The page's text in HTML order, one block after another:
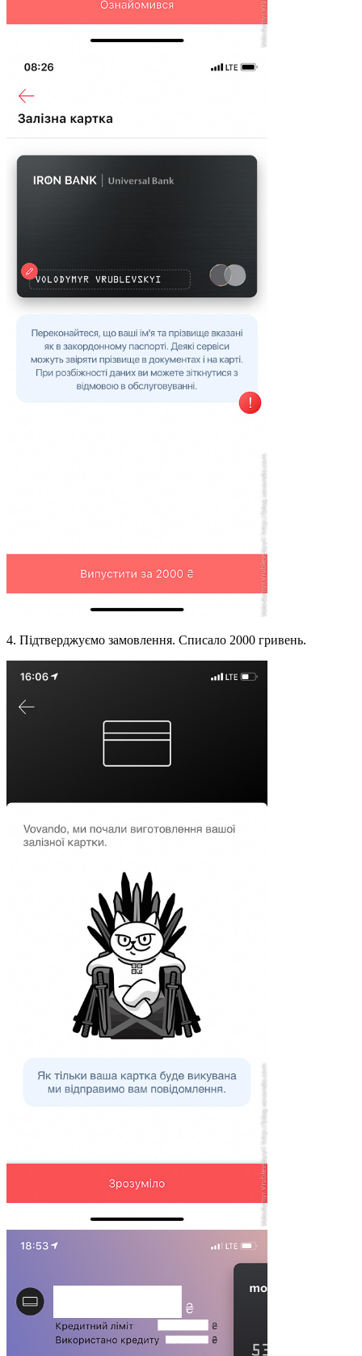
4. Підтверджуємо замовлення. Списало 2000 гривень.